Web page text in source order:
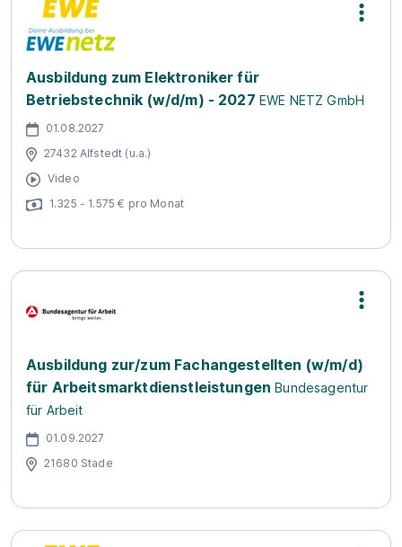
Ausbildung zum Elektroniker für
Betriebstechnik (w/d/m) - 2027 EWE NETZ GmbH
01.08.2027
27432 Alfstedt (u.a.)
Video
1.325 - 1.575 € pro Monat
Ausbildung zur/zum Fachangestellten (w/m/d)
für Arbeitsmarktdienstleistungen Bundesagentur
für Arbeit
01.09.2027
21680 Stade